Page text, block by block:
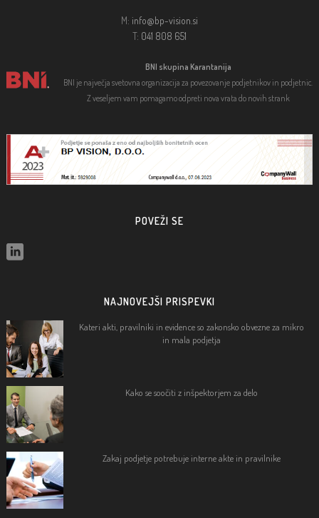
M: info@bp-vision.si
T: 041 808 651
BNI skupina Karantanija
BNI je največja svetovna organizacija za povezovanje podjetnikov in podjetnic.
Z veseljem vam pomagamo odpreti nova vrata do novih strank
POVEŽI SE
NAJNOVEJŠI PRISPEVKI
Kateri akti, pravilniki in evidence so zakonsko obvezne za mikro
in mala podjetja
Kako se soočiti z inšpektorjem za delo
Zakaj podjetje potrebuje interne akte in pravilnike